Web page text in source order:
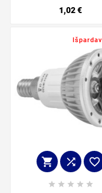
1,02 €
  
    